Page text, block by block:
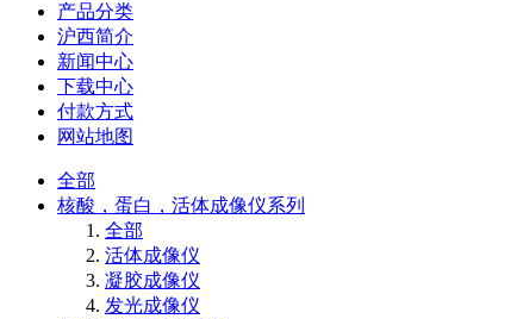
产品分类
沪西简介
新闻中心
下载中心
付款方式
网站地图
全部
核酸，蛋白，活体成像仪系列
全部
活体成像仪
凝胶成像仪
发光成像仪